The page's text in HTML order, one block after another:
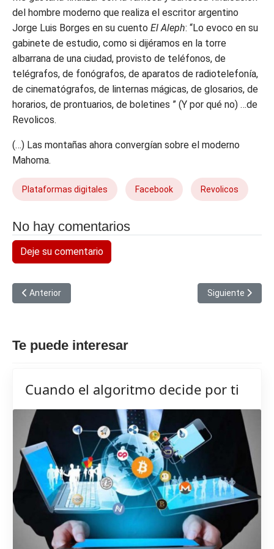
del hombre moderno que realiza el escritor argentino
Jorge Luis Borges en su cuento El Aleph: “Lo evoco en su
gabinete de estudio, como si dijéramos en la torre
albarrana de una ciudad, provisto de teléfonos, de
telégrafos, de fonógrafos, de aparatos de radiotelefonía,
de cinematógrafos, de linternas mágicas, de glosarios, de
horarios, de prontuarios, de boletines ” (Y por qué no) …de
Revolicos.
(…) Las montañas ahora convergían sobre el moderno
Mahoma.
Plataformas digitales Facebook Revolicos
No hay comentarios
Deje su comentario
Artículo anterior: En el orgullo de ser cubano nos va la vida
Anterior Artículo
Siguiente
Te puede interesar
Cuando el algoritmo decide por ti